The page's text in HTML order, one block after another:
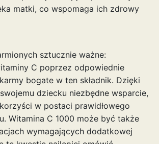
matki, co wspomaga ich zdrowy
sztucznie ważne:
C poprzez odpowiednie
bogate w ten składnik. Dzięki
dziecku niezbędne wsparcie,
w postaci prawidłowego
Witamina C 1000 może być także
wymagających dodatkowej